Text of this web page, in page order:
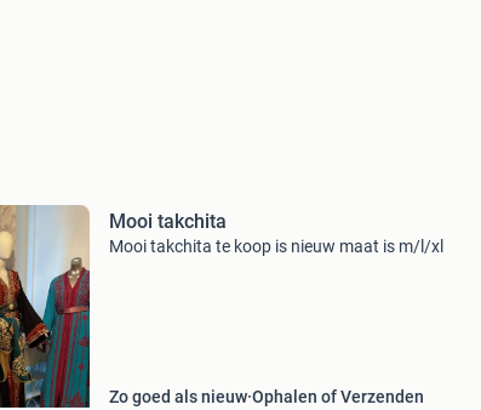
Mooi takchita
Mooi takchita te koop is nieuw maat is m/l/xl
Zo goed als nieuw Ophalen of Verzenden